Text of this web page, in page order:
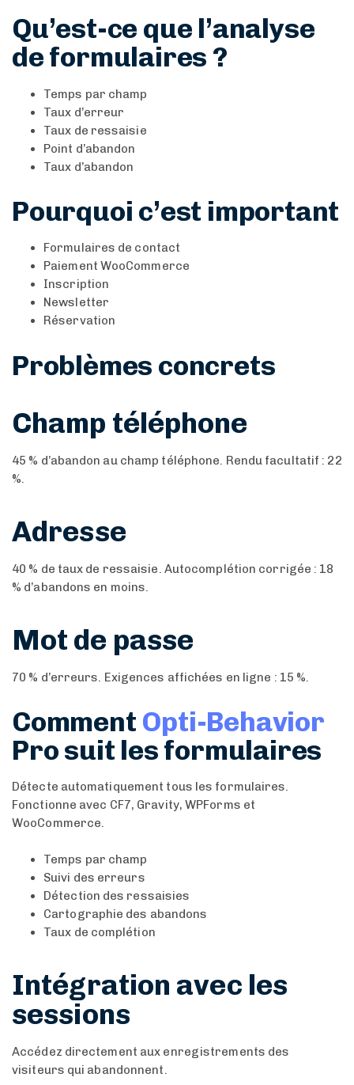
Qu’est-ce que l’analyse
de formulaires ?
Temps par champ
Taux d’erreur
Taux de ressaisie
Point d’abandon
Taux d’abandon
Pourquoi c’est important
Formulaires de contact
Paiement WooCommerce
Inscription
Newsletter
Réservation
Problèmes concrets
Champ téléphone
45 % d’abandon au champ téléphone. Rendu facultatif : 22
%.
Adresse
40 % de taux de ressaisie. Autocomplétion corrigée : 18
% d’abandons en moins.
Mot de passe
70 % d’erreurs. Exigences affichées en ligne : 15 %.
Comment Opti-Behavior
Pro suit les formulaires
Détecte automatiquement tous les formulaires.
Fonctionne avec CF7, Gravity, WPForms et
WooCommerce.
Temps par champ
Suivi des erreurs
Détection des ressaisies
Cartographie des abandons
Taux de complétion
Intégration avec les
sessions
Accédez directement aux enregistrements des
visiteurs qui abandonnent.